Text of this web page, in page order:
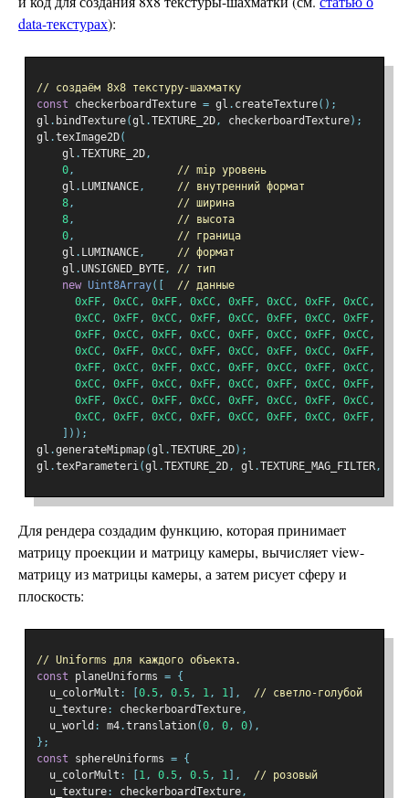
data-текстурах):
// создаём 8x8 текстуру-шахматку
const checkerboardTexture = gl . createTexture();
gl . bindTexture(gl .TEXTURE_2D, checkerboardTexture);
gl .texImage2D(
    gl
.TEXTURE_2D,
0,
// mip уровень
    gl
. LUMINANCE,
// внутренний формат
8,
// ширина
8,
// высота
0,
// граница
    gl
. LUMINANCE,
// формат
    gl
.UNSIGNED_BYTE,
// тип
new Uint8Array([
// данные
0xFF, 0xCC, 0xFF, 0xCC, 0xFF, 0xCC, 0xFF, 0xCC,
0xCC, 0xFF, 0xCC, 0xFF, 0xCC, 0xFF, 0xCC, 0xFF,
0xFF, 0xCC, 0xFF, 0xCC, 0xFF, 0xCC, 0xFF, 0xCC,
0xCC, 0xFF, 0xCC, 0xFF, 0xCC, 0xFF, 0xCC, 0xFF,
0xFF, 0xCC, 0xFF, 0xCC, 0xFF, 0xCC, 0xFF, 0xCC,
0xCC, 0xFF, 0xCC, 0xFF, 0xCC, 0xFF, 0xCC, 0xFF,
0xFF, 0xCC, 0xFF, 0xCC, 0xFF, 0xCC, 0xFF, 0xCC,
0xCC, 0xFF, 0xCC, 0xFF, 0xCC, 0xFF, 0xCC, 0xFF,
]));
gl .generateMipmap(gl .TEXTURE_2D);
gl .texParameteri(gl .TEXTURE_2D, gl .TEXTURE_MAG_FILTER,
Для рендера создадим функцию, которая принимает
матрицу проекции и матрицу камеры, вычисляет view-
матрицу из матрицы камеры, а затем рисует сферу и
плоскость:
// Uniforms для каждого объекта.
const planeUniforms = {
  u_colorMult
: 0.5, 0.5, 1, 1 ],
// светло-голубой
  u_texture
: checkerboardTexture,
  u_world
: m4.translation(0, 0, 0),
};
const sphereUniforms = {
  u_colorMult
: 1, 0.5, 0.5, 1 ],
// розовый
  u_texture
: checkerboardTexture,